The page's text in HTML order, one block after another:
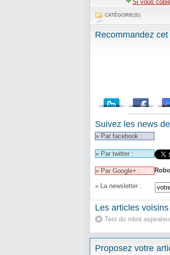
Si vous
CATÉGORIE(S):
Recommandez
Suivez les news
» Par facebook :
» Par twitter :
» Par Google+ :
» La newsletter :
Les articles voisins
Test du robot
Proposez votre